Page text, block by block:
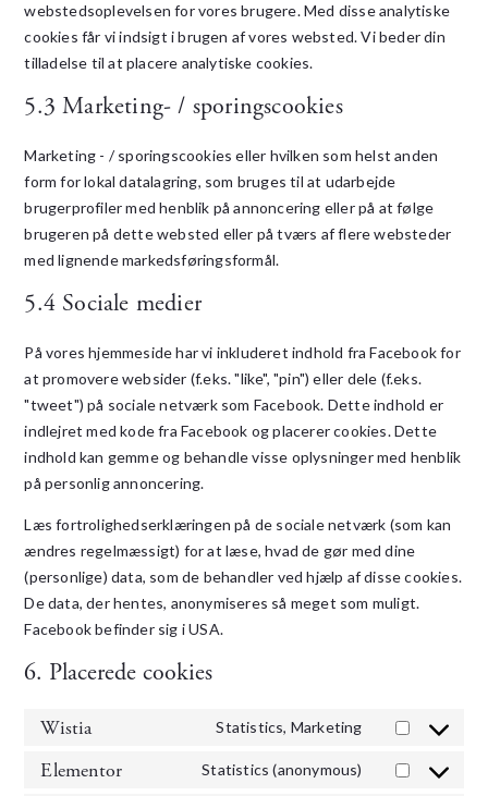
webstedsoplevelsen for vores brugere. Med disse analytiske
cookies får vi indsigt i brugen af ​​vores websted. Vi beder din
tilladelse til at placere analytiske cookies.
5.3 Marketing- / sporingscookies
Marketing - / sporingscookies eller hvilken som helst anden
form for lokal datalagring, som bruges til at udarbejde
brugerprofiler med henblik på annoncering eller på at følge
brugeren på dette websted eller på tværs af flere websteder
med lignende markedsføringsformål.
5.4 Sociale medier
På vores hjemmeside har vi inkluderet indhold fra Facebook for
at promovere websider (f.eks. "like", "pin") eller dele (f.eks.
"tweet") på sociale netværk som Facebook. Dette indhold er
indlejret med kode fra Facebook og placerer cookies. Dette
indhold kan gemme og behandle visse oplysninger med henblik
på personlig annoncering.
Læs fortrolighedserklæringen på de sociale netværk (som kan
ændres regelmæssigt) for at læse, hvad de gør med dine
(personlige) data, som de behandler ved hjælp af disse cookies.
De data, der hentes, anonymiseres så meget som muligt.
Facebook befinder sig i USA.
6. Placerede cookies
Wistia Statistics, Marketing
Elementor Statistics (anonymous)